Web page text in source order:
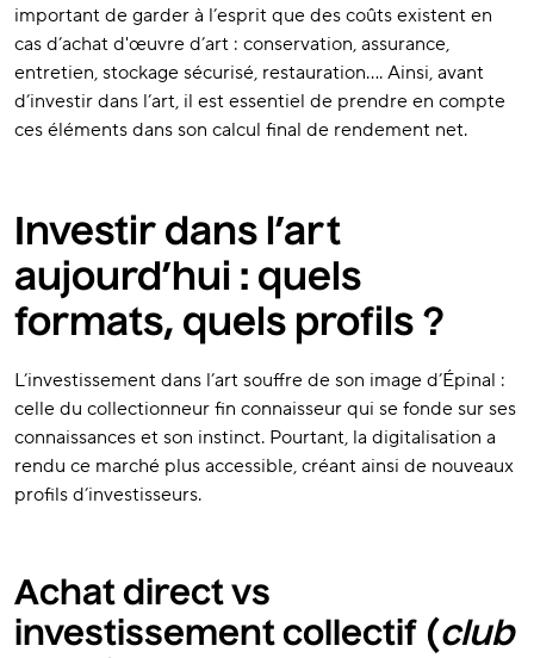
important de garder à l’esprit que des coûts existent en
cas d’achat d'œuvre d’art : conservation, assurance,
entretien, stockage sécurisé, restauration…. Ainsi, avant
d’investir dans l’art, il est essentiel de prendre en compte
ces éléments dans son calcul final de rendement net.
Investir dans l’art
aujourd’hui : quels
formats, quels profils ?
L’investissement dans l’art souffre de son image d’Épinal :
celle du collectionneur fin connaisseur qui se fonde sur ses
connaissances et son instinct. Pourtant, la digitalisation a
rendu ce marché plus accessible, créant ainsi de nouveaux
profils d’investisseurs.
Achat direct vs
investissement collectif (club